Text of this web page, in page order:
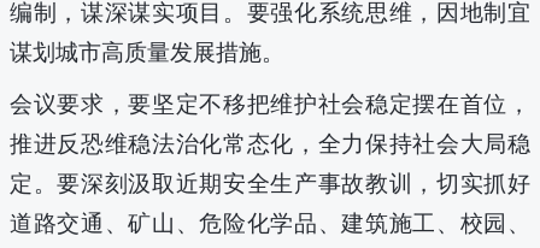
编制，谋深谋实项目。要强化系统思维，因地制宜
谋划城市高质量发展措施。
会议要求，要坚定不移把维护社会稳定摆在首位，
推进反恐维稳法治化常态化，全力保持社会大局稳
定。要深刻汲取近期安全生产事故教训，切实抓好
道路交通、矿山、危险化学品、建筑施工、校园、